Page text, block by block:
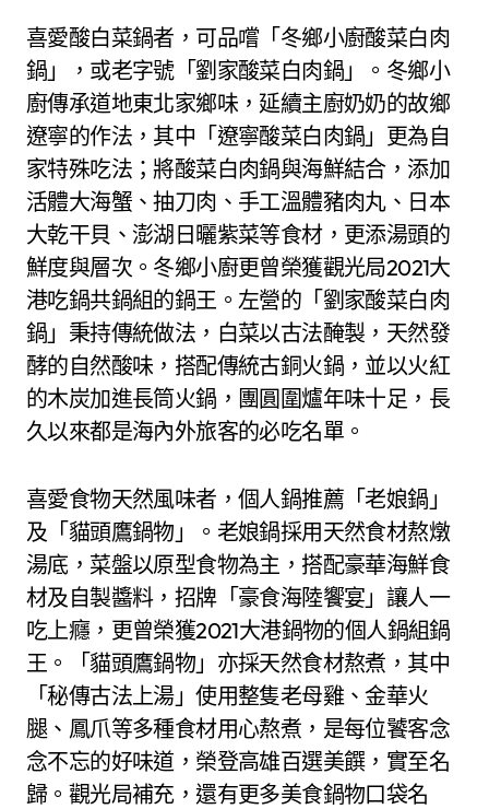
喜愛酸白菜鍋者，可品嚐「冬鄉小廚酸菜白肉
鍋」，或老字號「劉家酸菜白肉鍋」。冬鄉小
廚傳承道地東北家鄉味，延續主廚奶奶的故鄉
遼寧的作法，其中「遼寧酸菜白肉鍋」更為自
家特殊吃法；將酸菜白肉鍋與海鮮結合，添加
活體大海蟹、抽刀肉、手工溫體豬肉丸、日本
大乾干貝、澎湖日曬紫菜等食材，更添湯頭的
鮮度與層次。冬鄉小廚更曾榮獲觀光局2021大
港吃鍋共鍋組的鍋王。左營的「劉家酸菜白肉
鍋」秉持傳統做法，白菜以古法醃製，天然發
酵的自然酸味，搭配傳統古銅火鍋，並以火紅
的木炭加進長筒火鍋，團圓圍爐年味十足，長
久以來都是海內外旅客的必吃名單。
喜愛食物天然風味者，個人鍋推薦「老娘鍋」
及「貓頭鷹鍋物」。老娘鍋採用天然食材熬燉
湯底，菜盤以原型食物為主，搭配豪華海鮮食
材及自製醬料，招牌「豪食海陸饗宴」讓人一
吃上癮，更曾榮獲2021大港鍋物的個人鍋組鍋
王。「貓頭鷹鍋物」亦採天然食材熬煮，其中
「秘傳古法上湯」使用整隻老母雞、金華火
腿、鳳爪等多種食材用心熬煮，是每位饕客念
念不忘的好味道，榮登高雄百選美饌，實至名
歸。觀光局補充，還有更多美食鍋物口袋名